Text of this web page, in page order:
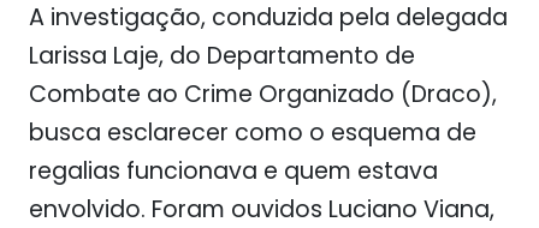
A investigação, conduzida pela delegada
Larissa Laje, do Departamento de
Combate ao Crime Organizado (Draco),
busca esclarecer como o esquema de
regalias funcionava e quem estava
envolvido. Foram ouvidos Luciano Viana,